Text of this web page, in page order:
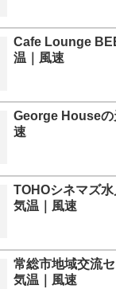
Cafe Lounge
温｜風速
George Houseの
速
TOHOシネマズ水
気温｜風速
常総市地域交流
気温｜風速